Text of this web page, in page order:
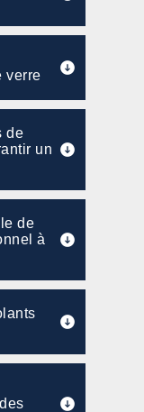
verre
de
un
de
à